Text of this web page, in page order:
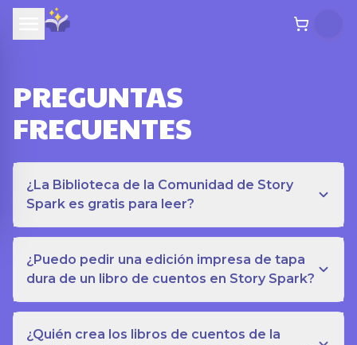
PREGUNTAS
FRECUENTES
¿La Biblioteca de la Comunidad de Story
Spark es gratis para leer?
¿Puedo pedir una edición impresa de tapa
dura de un libro de cuentos en Story Spark?
¿Quién crea los libros de cuentos de la